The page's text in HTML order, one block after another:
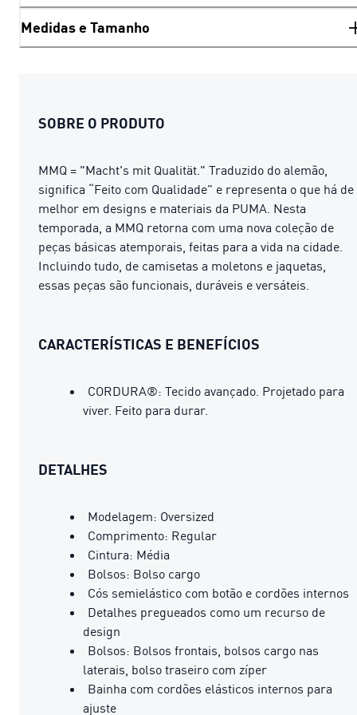
Medidas e Tamanho
SOBRE O PRODUTO
MMQ = "Macht's mit Qualität." Traduzido do alemão,
significa “Feito com Qualidade” e representa o que há de
melhor em designs e materiais da PUMA. Nesta
temporada, a MMQ retorna com uma nova coleção de
peças básicas atemporais, feitas para a vida na cidade.
Incluindo tudo, de camisetas a moletons e jaquetas,
essas peças são funcionais, duráveis ​​e versáteis.
CARACTERÍSTICAS E BENEFÍCIOS
CORDURA®: Tecido avançado. Projetado para
viver. Feito para durar.
DETALHES
Modelagem: Oversized
Comprimento: Regular
Cintura: Média
Bolsos: Bolso cargo
Cós semielástico com botão e cordões internos
Detalhes pregueados ​​como um recurso de
design
Bolsos: Bolsos frontais, bolsos cargo nas
laterais, bolso traseiro com zíper
Bainha com cordões elásticos internos para
ajuste